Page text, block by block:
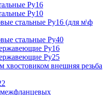
Ру16
Ру10
стальные Ру16 (для м\ф
стальные Ру40
Ру16
Ру25
хвостовиком внешняя резьба